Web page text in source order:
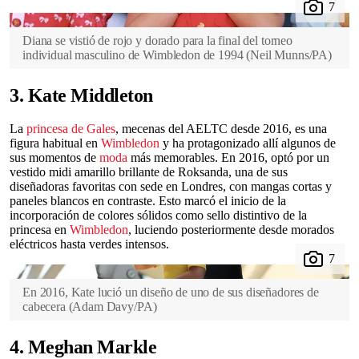
Diana se vistió de rojo y dorado para la final del torneo
individual masculino de Wimbledon de 1994 (Neil Munns/PA)
3. Kate Middleton
La princesa de Gales, mecenas del AELTC desde 2016, es una
figura habitual en Wimbledon y ha protagonizado allí algunos de
sus momentos de moda más memorables. En 2016, optó por un
vestido midi amarillo brillante de Roksanda, una de sus
diseñadoras favoritas con sede en Londres, con mangas cortas y
paneles blancos en contraste. Esto marcó el inicio de la
incorporación de colores sólidos como sello distintivo de la
princesa en Wimbledon, luciendo posteriormente desde morados
eléctricos hasta verdes intensos.
En 2016, Kate lució un diseño de uno de sus diseñadores de
cabecera (Adam Davy/PA)
4. Meghan Markle